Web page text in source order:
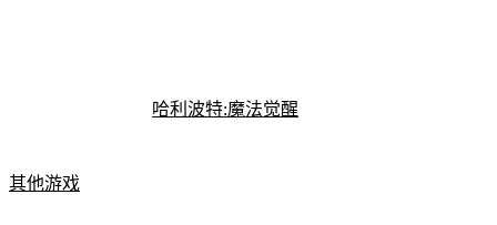
哈利波特:魔法觉醒
其他游戏